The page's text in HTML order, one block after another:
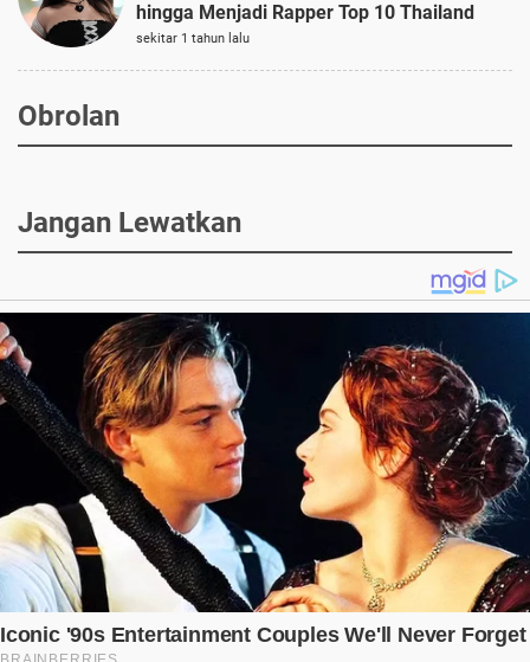
hingga Menjadi Rapper Top 10 Thailand
sekitar 1 tahun lalu
Obrolan
Jangan Lewatkan